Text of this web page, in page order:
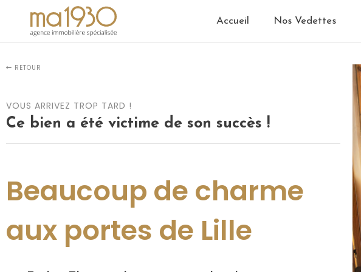
Accueil Nos Vedettes
RETOUR
VOUS ARRIVEZ TROP TARD !
Ce bien a été victime de son succès !
Beaucoup de charme
aux portes de Lille